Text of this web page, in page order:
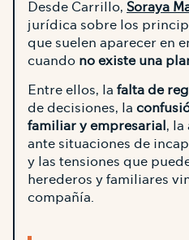
Desde Carrillo, Soraya
jurídica sobre los
que suelen aparecer en
cuando no existe una
Entre ellos, la falta de
de decisiones, la
familiar y empresarial, la
ante situaciones de
y las tensiones que
herederos y familiares
compañía.